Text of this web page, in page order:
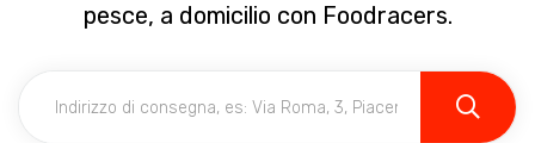
pesce, a domicilio con Foodracers.